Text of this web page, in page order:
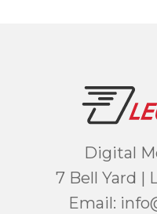
Digital
7 Bell Yard |
Email: